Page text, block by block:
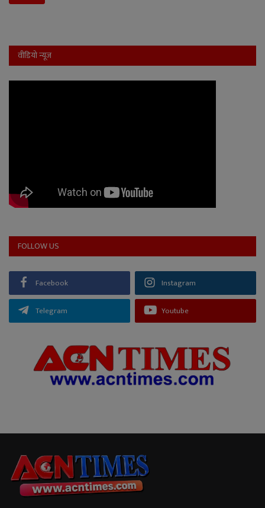
वीडियो न्यूज
FOLLOW US
Facebook Instagram
Telegram Youtube